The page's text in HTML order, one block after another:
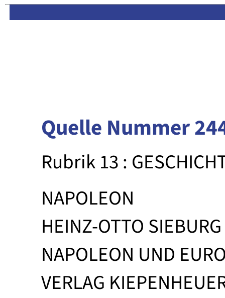
Quelle Nummer
Rubrik 13 :
NAPOLEON
HEINZ-OTTO
NAPOLEON UND
VERLAG